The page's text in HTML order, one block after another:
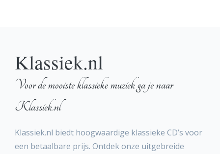
Klassiek.nl
Voor de mooiste klassieke muziek ga je naar
Klassiek.nl
Klassiek.nl biedt hoogwaardige klassieke CD’s voor
een betaalbare prijs. Ontdek onze uitgebreide